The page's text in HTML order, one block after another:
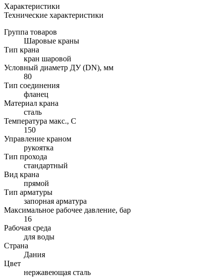
Характеристики
Технические характеристики
Группа товаров
Шаровые краны
Тип крана
кран шаровой
Условный диаметр ДУ (DN), мм
80
Тип соединения
фланец
Материал крана
сталь
Температура макс., С
150
Управление краном
рукоятка
Тип прохода
стандартный
Вид крана
прямой
Тип арматуры
запорная арматура
Максимальное рабочее давление, бар
16
Рабочая среда
для воды
Страна
Дания
Цвет
нержавеющая сталь